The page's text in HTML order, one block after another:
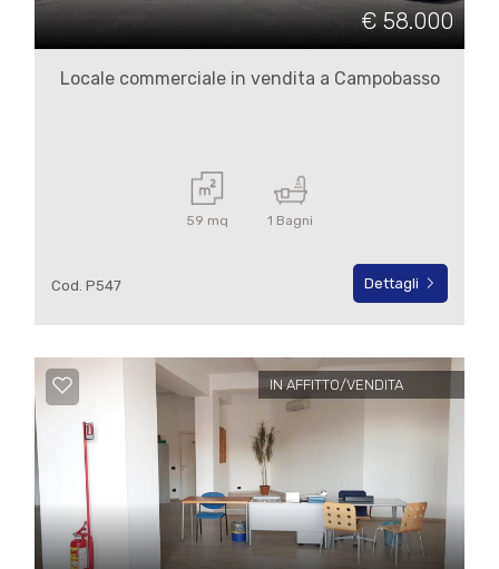
€ 58.000
Locale commerciale in vendita a Campobasso
59 mq 1 Bagni
Cod. P547 Dettagli
IN AFFITTO/VENDITA
IL
NOSTRO
Campobasso
multiscelta
Qualsiasi
Residenziali
Commerciali